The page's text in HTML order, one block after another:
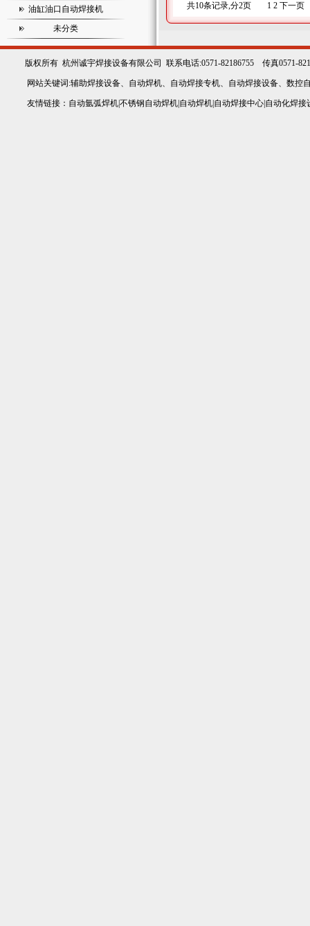
油缸油口自动焊接机
未分类
共10条记录,分2页 1 2 下一页
版权所有 杭州诚宇焊接设备有限公司 联系电话:0571-82186755 传真0571-
网站关键词:辅助焊接设备、 自动焊机、 自动焊接专机、 自动焊接设备、 数控
友情链接： 自动氩弧焊机不锈钢自动焊机 自动焊机 自动焊接中心 自动化焊接